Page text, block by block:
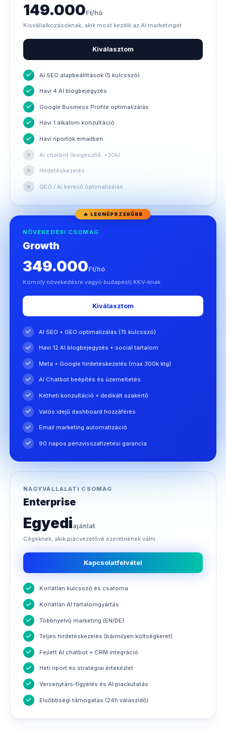
149.000Ft/hó
Kisvállalkozásoknak, akik most kezdik az AI marketinget
Kiválasztom
AI SEO alapbeállítások (5 kulcsszó)
Havi 4 AI blogbejegyzés
Google Business Profile optimalizálás
Havi 1 alkalom konzultáció
Havi riportok emailben
✕ AI chatbot (kiegészítő: +30k)
✕ Hirdetéskezelés
✕ GEO / AI kereső optimalizálás
🔥 LEGNÉPSZERŰBB
NÖVEKEDÉSI CSOMAG
Growth
349.000Ft/hó
Komoly növekedésre vágyó budapesti KKV-knak
Kiválasztom
AI SEO + GEO optimalizálás (15 kulcsszó)
Havi 12 AI blogbejegyzés + social tartalom
Meta + Google hirdetéskezelés (max 300k ktg)
AI Chatbot beépítés és üzemeltetés
Kétheti konzultáció + dedikált szakértő
Valós idejű dashboard hozzáférés
Email marketing automatizáció
90 napos pénzvisszafizetési garancia
NAGYVÁLLALATI CSOMAG
Enterprise
Egyediajánlat
Cégeknek, akik piacvezetővé szeretnének válni
Kapcsolatfelvétel
Korlátlan kulcsszó és csatorna
Korlátlan AI tartalomgyártás
Többnyelvű marketing (EN/DE)
Teljes hirdetéskezelés (bármilyen költségkeret)
Fejlett AI chatbot + CRM integráció
Heti riport és stratégiai értekezlet
Versenytárs-figyelés és AI piackutatás
Elsőbbségi támogatás (24h válaszidő)